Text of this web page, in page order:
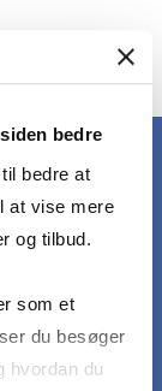
bedre
bedre at
at vise mere
og tilbud.
som et
du besøger
hvordan du
blev løst
deltagelse